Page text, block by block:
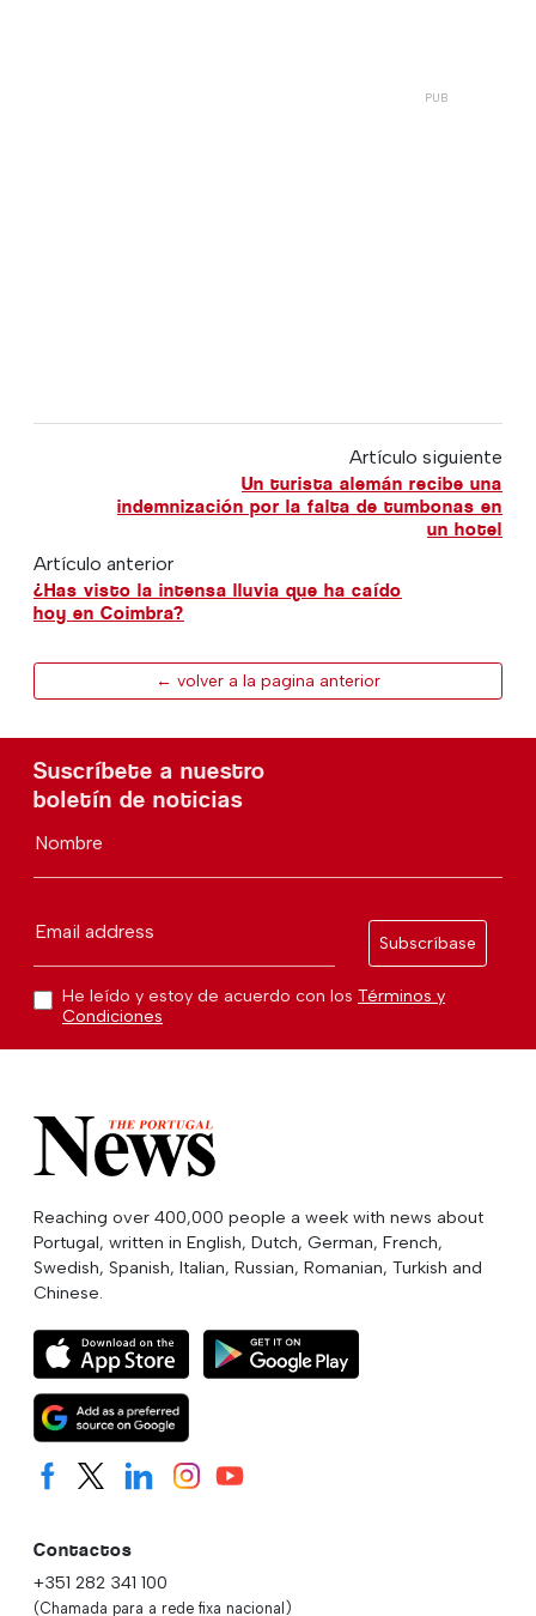
Artículo siguiente
Un turista alemán recibe una
indemnización por la falta de tumbonas en
un hotel
Artículo anterior
¿Has visto la intensa lluvia que ha caído
hoy en Coimbra?
← volver a la pagina anterior
Suscríbete a nuestro
boletín de noticias
Nombre
Email address
Subscríbase
He leído y estoy de acuerdo con los Términos y
Condiciones
Reaching over 400,000 people a week with news about
Portugal, written in English, Dutch, German, French,
Swedish, Spanish, Italian, Russian, Romanian, Turkish and
Chinese.
Contactos
+351 282 341 100
(Chamada para a rede fixa nacional)